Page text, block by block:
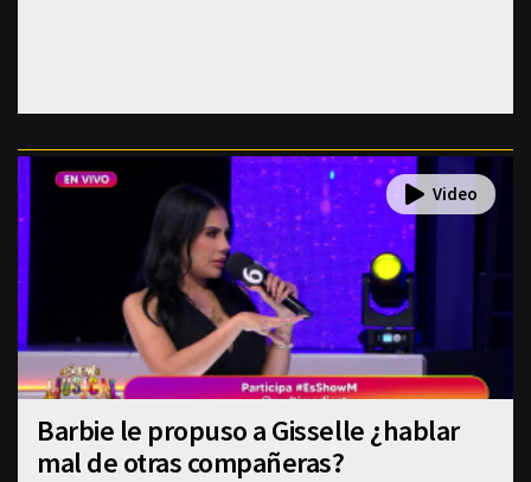
Barbie le propuso a Gisselle ¿hablar
mal de otras compañeras?